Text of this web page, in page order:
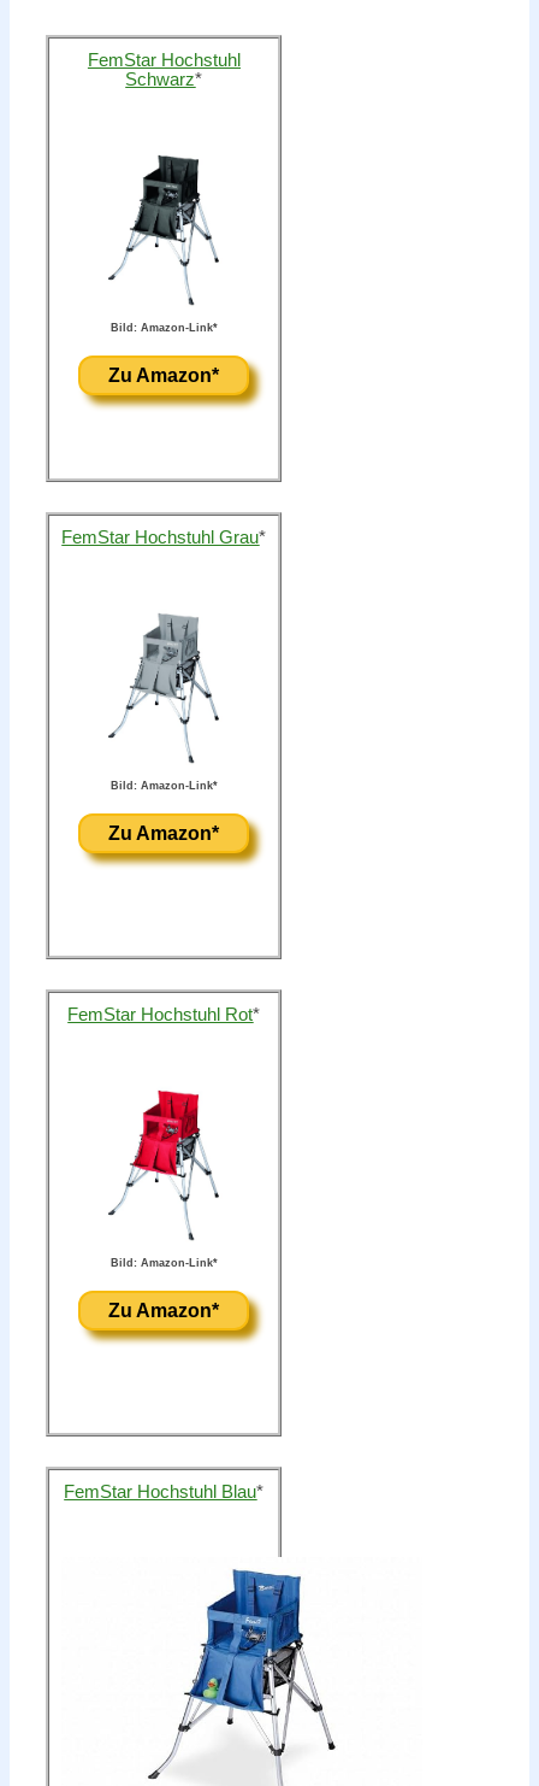
FemStar Hochstuhl
Schwarz*
Bild: Amazon-Link*
Zu Amazon*
FemStar Hochstuhl Grau*
Bild: Amazon-Link*
Zu Amazon*
FemStar Hochstuhl Rot*
Bild: Amazon-Link*
Zu Amazon*
FemStar Hochstuhl Blau*